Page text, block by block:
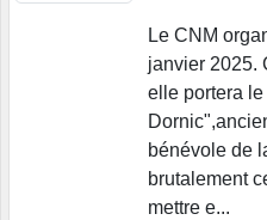
Le CNM
janvier 2025.
elle portera
bénévole de
brutalement
mettre e...